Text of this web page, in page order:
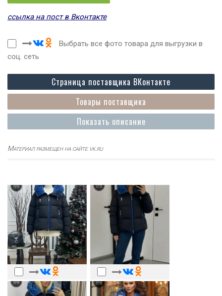
ссылка на пост в Вконтакте
Выбрать все фото товара для выгрузки в
соц. сеть
Показать описание
Товары поставщика
Страница поставщика ВКонтакте
Материал размещен на сайте vk.ru